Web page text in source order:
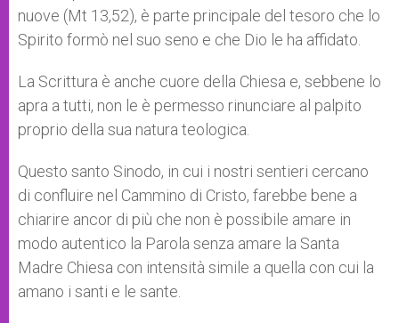
nuove (Mt 13,52), è parte principale del tesoro che lo
Spirito formò nel suo seno e che Dio le ha affidato.
La Scrittura è anche cuore della Chiesa e, sebbene lo
apra a tutti, non le è permesso rinunciare al palpito
proprio della sua natura teologica.
Questo santo Sinodo, in cui i nostri sentieri cercano
di confluire nel Cammino di Cristo, farebbe bene a
chiarire ancor di più che non è possibile amare in
modo autentico la Parola senza amare la Santa
Madre Chiesa con intensità simile a quella con cui la
amano i santi e le sante.